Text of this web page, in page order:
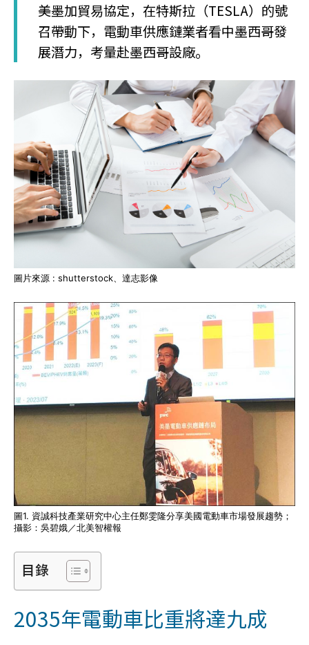
美墨加貿易協定，在特斯拉（TESLA）的號
召帶動下，電動車供應鏈業者看中墨西哥發
展潛力，考量赴墨西哥設廠。
圖片來源 : shutterstock、達志影像
圖1. 資誠科技產業研究中心主任鄭雯隆分享美國電動車市場發展趨勢；
攝影：吳碧娥／北美智權報
目錄
2035年電動車比重將達九成